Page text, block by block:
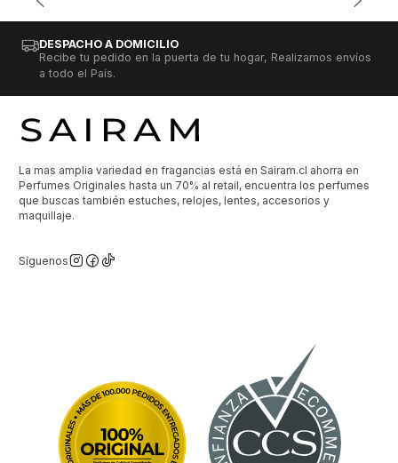
DESPACHO A DOMICILIO
Recibe tu pedido en la puerta de tu hogar, Realizamos envíos
a todo el País.
La mas amplia variedad en fragancias está en Sairam.cl ahorra en
Perfumes Originales hasta un 70% al retail, encuentra los perfumes
que buscas también estuches, relojes, lentes, accesorios y
maquillaje.
Síguenos